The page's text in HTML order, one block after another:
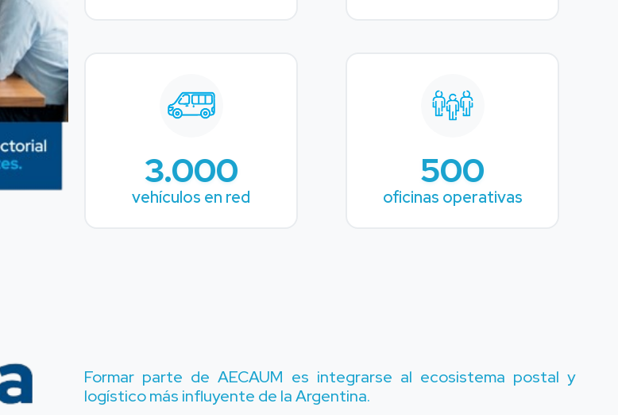
3.000
vehículos en red
500
oficinas operativas
Formar parte de AECAUM es integrarse al ecosistema postal y
logístico más influyente de la Argentina.